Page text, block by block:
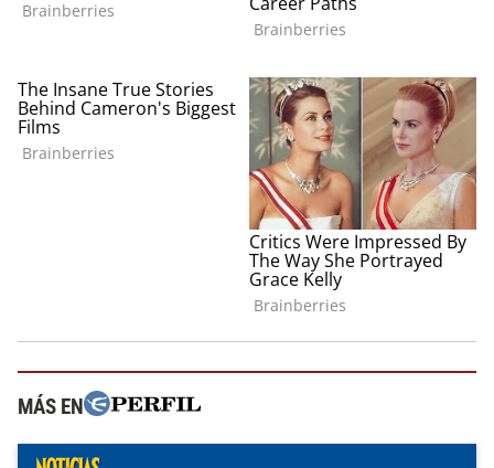
MÁS EN